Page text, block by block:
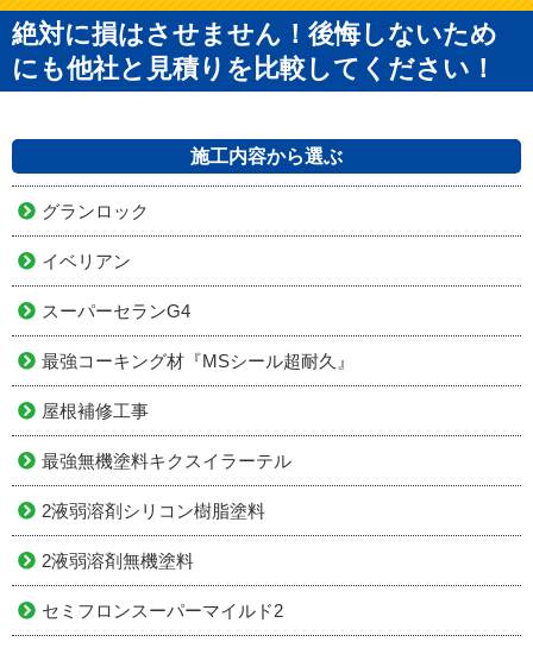
絶対に損はさせません！後悔しないため
にも他社と見積りを比較してください！
施工内容から選ぶ
グランロック
イベリアン
スーパーセランG4
最強コーキング材『MSシール超耐久』
屋根補修工事
最強無機塗料キクスイラーテル
2液弱溶剤シリコン樹脂塗料
2液弱溶剤無機塗料
セミフロンスーパーマイルド2